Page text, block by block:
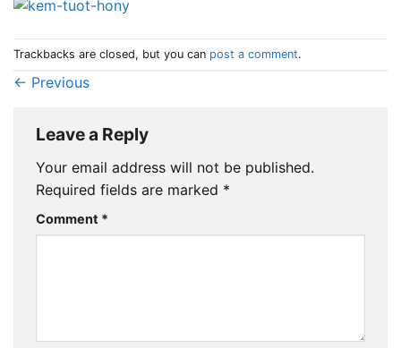
Trackbacks are closed, but you can post a comment.
← Previous
Leave a Reply
Your email address will not be published.
Required fields are marked *
Comment *